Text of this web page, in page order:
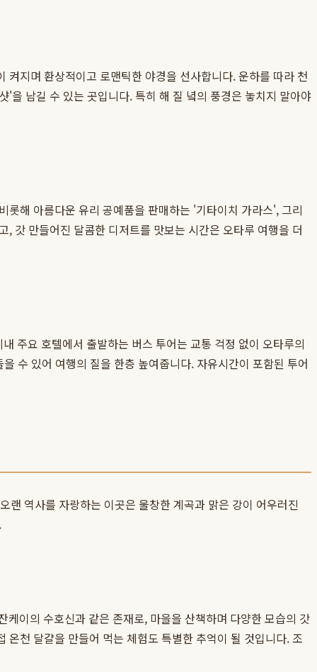
지며 환상적이고 로맨틱한 야경을 선사합니다. 운하를 따라 천
을 남길 수 있는 곳입니다. 특히 해 질 녘의 풍경은 놓치지 말아야
해 아름다운 유리 공예품을 판매하는 '기타이치 가라스', 그리
갓 만들어진 달콤한 디저트를 맛보는 시간은 오타루 여행을 더
주요 호텔에서 출발하는 버스 투어는 교통 걱정 없이 오타루의
수 있어 여행의 질을 한층 높여줍니다. 자유시간이 포함된 투어
랜 역사를 자랑하는 이곳은 울창한 계곡과 맑은 강이 어우러진
이의 수호신과 같은 존재로, 마을을 산책하며 다양한 모습의 갓
천 달걀을 만들어 먹는 체험도 특별한 추억이 될 것입니다. 조